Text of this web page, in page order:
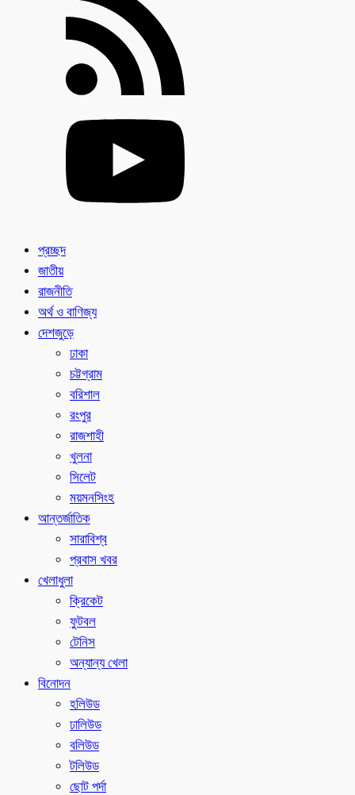
প্রচ্ছদ
জাতীয়
রাজনীতি
অর্থ ও বাণিজ্য
দেশজুড়ে
ঢাকা
চট্টগ্রাম
বরিশাল
রংপুর
রাজশাহী
খুলনা
সিলেট
ময়মনসিংহ
আন্তর্জাতিক
সারাবিশ্ব
প্রবাস খবর
খেলাধুলা
ক্রিকেট
ফুটবল
টেনিস
অন্যান্য খেলা
বিনোদন
হলিউড
ঢালিউড
বলিউড
টলিউড
ছোট পর্দা